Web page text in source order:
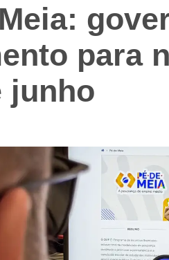
para
junho